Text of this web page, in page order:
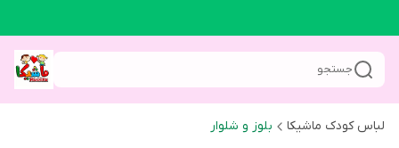
جستجو
لباس کودک ماشیکا بلوز و شلوار